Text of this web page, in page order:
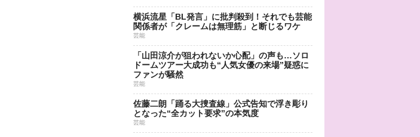
横浜流星「BL発言」に批判殺到！それでも芸能
関係者が「クレームは無理筋」と断じるワケ
芸能
「山田涼介が狙われないか心配」の声も…ソロ
ドームツアー大成功も“人気女優の来場”疑惑に
ファンが騒然
芸能
佐藤二朗「踊る大捜査線」公式告知で浮き彫り
となった“全カット要求”の本気度
芸能